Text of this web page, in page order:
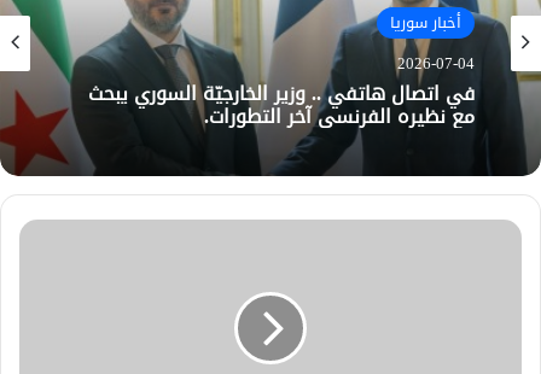
أخبار سوريا
2026-07-04
في اتصال هاتفي .. وزير الخارجيّة السوري يبحث
مع نظيره الفرنسي آخر التطورات.